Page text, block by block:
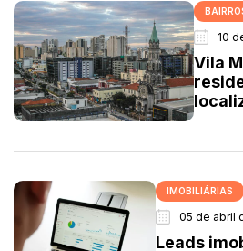
10
Vila
IMOBILIÁRIAS
05 de abril
Leads